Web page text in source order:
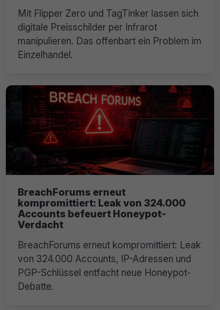
Mit Flipper Zero und TagTinker lassen sich
digitale Preisschilder per Infrarot
manipulieren. Das offenbart ein Problem im
Einzelhandel.
BreachForums erneut
kompromittiert: Leak von 324.000
Accounts befeuert Honeypot-
Verdacht
BreachForums erneut kompromittiert: Leak
von 324.000 Accounts, IP-Adressen und
PGP-Schlüssel entfacht neue Honeypot-
Debatte.